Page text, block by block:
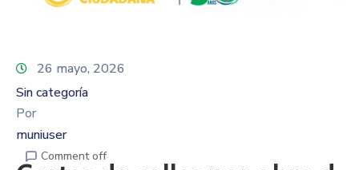
26 mayo, 2026
Sin categoría
Por
muniuser
Comment off